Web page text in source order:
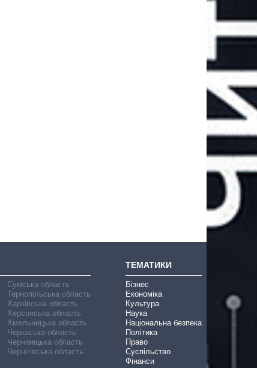
Сумська область
Тернопільська область
Харківська область
Херсонська область
Хмельницька область
Черкаська область
Чернівецька область
Чернігівська область
ТЕМАТИКИ
Бізнес
Економіка
Культура
Наука
Національна безпека
Політика
Право
Суспільство
Фінанси